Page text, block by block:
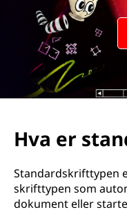
Hva er
Standardskrifttypen
skrifttypen som
dokument eller